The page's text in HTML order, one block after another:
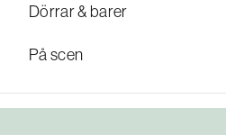
Dörrar & barer
På scen